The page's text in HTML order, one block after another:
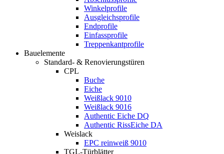
Winkelprofile
Ausgleichsprofile
Endprofile
Einfassprofile
Treppenkantprofile
Bauelemente
Standard- & Renovierungstüren
CPL
Buche
Eiche
Weißlack 9010
Weißlack 9016
Authentic Eiche DQ
Authentic RissEiche DA
Weislack
EPC reinweiß 9010
TGL-Türblätter